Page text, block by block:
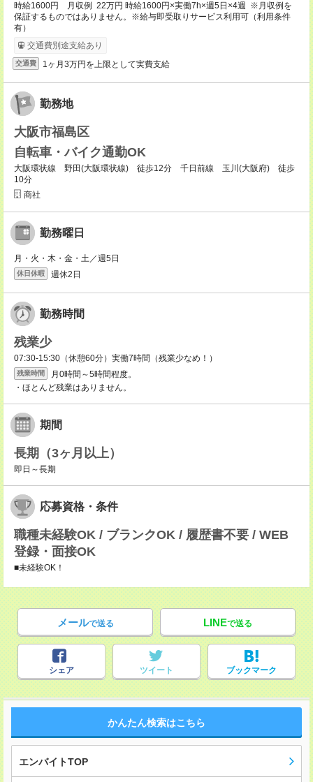
時給1600円 月収例 22万円 時給1600円×実働7h×週5日×4週 ※月収例を
保証するものではありません。※給与即受取りサービス利用可（利用条件
有）
交通費別途支給あり
交通費 1ヶ月3万円を上限として実費支給
勤務地
大阪市福島区
自転車・バイク通勤OK
大阪環状線 野田(大阪環状線) 徒歩12分 千日前線 玉川(大阪府) 徒歩
10分
商社
勤務曜日
月・火・木・金・土／週5日
休日休暇 週休2日
勤務時間
残業少
07:30-15:30（休憩60分）実働7時間（残業少なめ！）
残業時間
月0時間～5時間程度。
・ほとんど残業はありません。
期間
長期（3ヶ月以上）
即日～長期
応募資格・条件
職種未経験OK / ブランクOK / 履歴書不要 / WEB
登録・面接OK
■未経験OK！
メールで送る LINEで送る
シェア ツイート ブックマーク
かんたん検索はこちら
エンバイトTOP